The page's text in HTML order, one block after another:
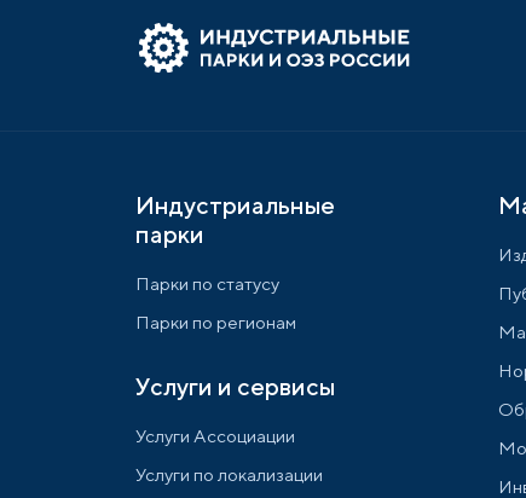
Индустриальные
парки
Парки по статусу
Парки по регионам
Услуги и сервисы
Услуги Ассоциации
Услуги по локализации